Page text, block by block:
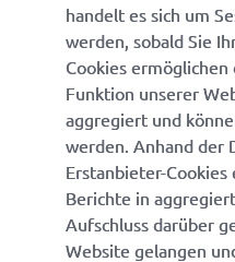
handelt es sich um
werden, sobald Sie
Cookies
Funktion unserer
aggregiert und
werden. Anhand der
Erstanbieter-
Berichte in
Aufschluss darüber
Website gelangen